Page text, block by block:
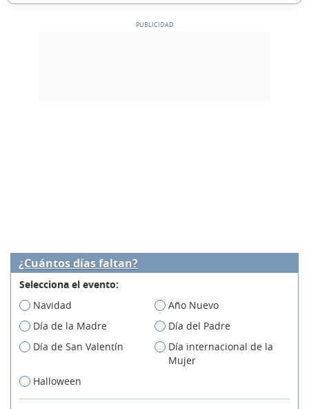
¿Cuántos días faltan?
Selecciona el evento:
Navidad
Año Nuevo
Día de la Madre
Día del Padre
Día de San Valentín
Día internacional de la
Mujer
Halloween